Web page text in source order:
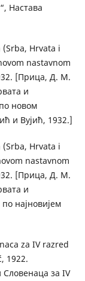
Настава
Hrvata i
nastavnom
[Прица, Д. М.
и
новом
и Вујић, 1932.]
Hrvata i
nastavnom
[Прица, Д. М.
и
најновијем
za IV razred
1922.
за IV